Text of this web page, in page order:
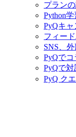
プラン
Python
PyQキ
フィー
SNS、
PyQで
PyQで
PyQ ク